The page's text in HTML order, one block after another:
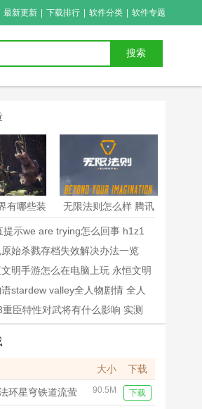
最新更新 下载排行 软件分类 软件专题
搜索
有哪些装
世界全道
一览
无限法则怎么样 腾讯
无限法则好玩吗
提示we are trying怎么回事 h1z1
are trying解决办法
始杀戮存档失效解决办法一览
明手游怎么在电脑上玩 永恒文明
装使用教程【图文】
stardew valley全人物剧情 全人
析
重臣特性对武将有什么影响 实测
大小 下载
环星穹铁道流萤 90.5M 下载